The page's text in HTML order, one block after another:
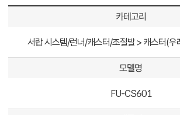
카테고리
서랍 시스템/런너/캐스터/조절발 > 캐스터(우
모델명
FU-CS601